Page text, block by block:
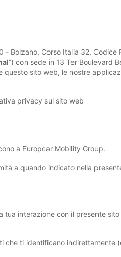
Bolzano, Corso Italia 32, Codice
”) con sede in 13 Ter Boulevard
sito web, le nostre
privacy sul sito web
a Europcar Mobility Group.
a quando indicato nella
tua interazione con il presente
che ti identificano indirettamente